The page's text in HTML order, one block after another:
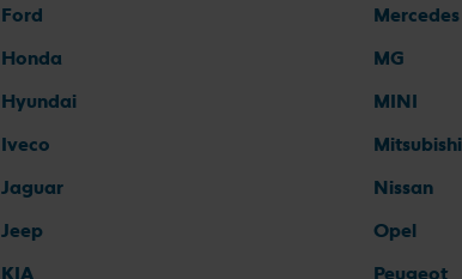
Ford
Honda
Hyundai
Iveco
Jaguar
Jeep
KIA
Mercedes
MG
MINI
Mitsubishi
Nissan
Opel
Peugeot